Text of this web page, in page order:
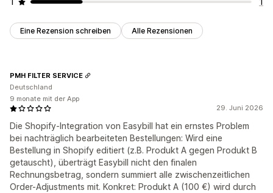
Eine Rezension schreiben Alle Rezensionen
29. Juni 2026
Die Shopify-Integration von Easybill hat ein ernstes Problem
bei nachträglich bearbeiteten Bestellungen: Wird eine
Bestellung in Shopify editiert (z.B. Produkt A gegen Produkt B
getauscht), überträgt Easybill nicht den finalen
Rechnungsbetrag, sondern summiert alle zwischenzeitlichen
Order-Adjustments mit. Konkret: Produkt A (100 €) wird durch
PMH FILTER SERVICE
Deutschland
9 monate mit der App